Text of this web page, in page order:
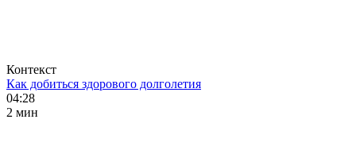
Контекст
Как добиться здорового долголетия
04:28
2 мин